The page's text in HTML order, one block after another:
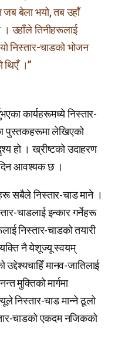
जब बेला भयो, तब उहाँ
उहाँले तिनीहरूलाई
निस्तार-चाडको भोजन
थिएँ ।”
कार्यहरूमध्ये निस्तार-
पुस्तकहरूमा लेखिएको
हो । ख्रीष्टको उदाहरण
दिन आवश्यक छ ।
सबैले निस्तार-चाड माने ।
चाडलाई इन्कार गर्नेहरू
निस्तार-चाडको तयारी
नै येशूज्यू स्वयम्
मानव-जातिलाई
मुक्तिको मार्गमा
निस्तार-चाड मान्ने ठूलो
चाडको एकदम नजिकको